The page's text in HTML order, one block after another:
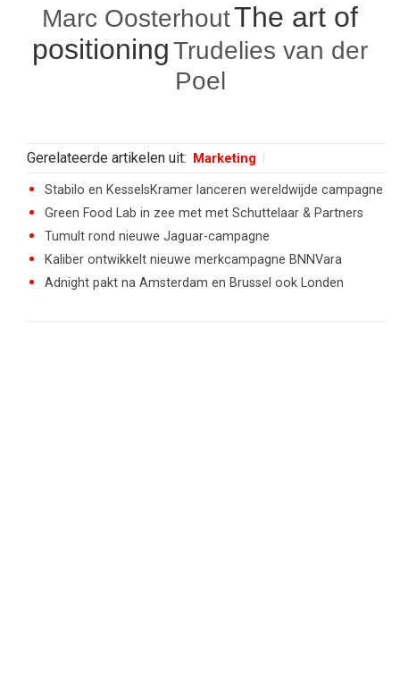
Marc OosterhoutThe art of
positioningTrudelies van der
Poel
Gerelateerde artikelen uit: Marketing
Stabilo en KesselsKramer lanceren wereldwijde campagne
Green Food Lab in zee met met Schuttelaar & Partners
Tumult rond nieuwe Jaguar-campagne
Kaliber ontwikkelt nieuwe merkcampagne BNNVara
Adnight pakt na Amsterdam en Brussel ook Londen